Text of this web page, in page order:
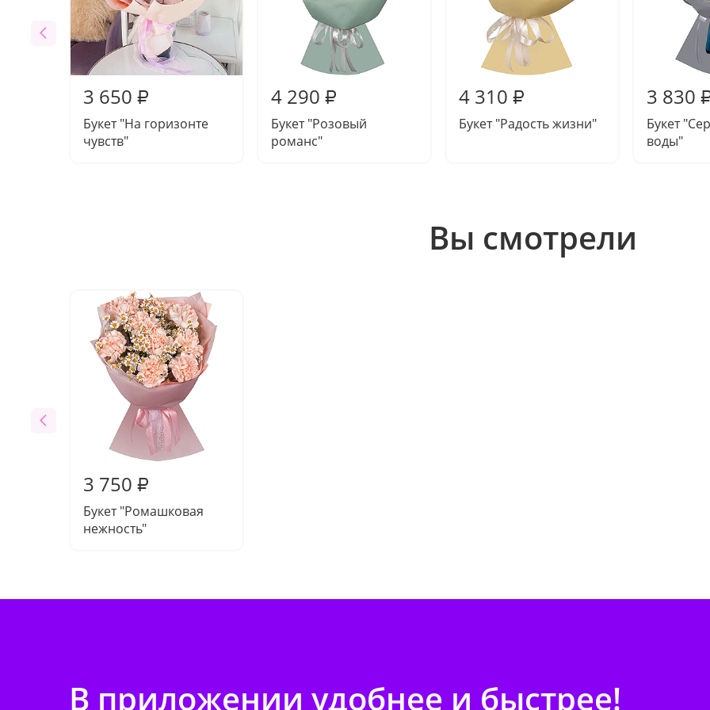
3 650 ₽
Букет "На горизонте
чувств"
4 290 ₽
Букет "Розовый
романс"
4 310 ₽
Букет "Радость жизни"
3 830
Букет
воды"
Вы смотрели
3 750 ₽
Букет "Ромашковая
нежность"
В приложении удобнее и быстрее!